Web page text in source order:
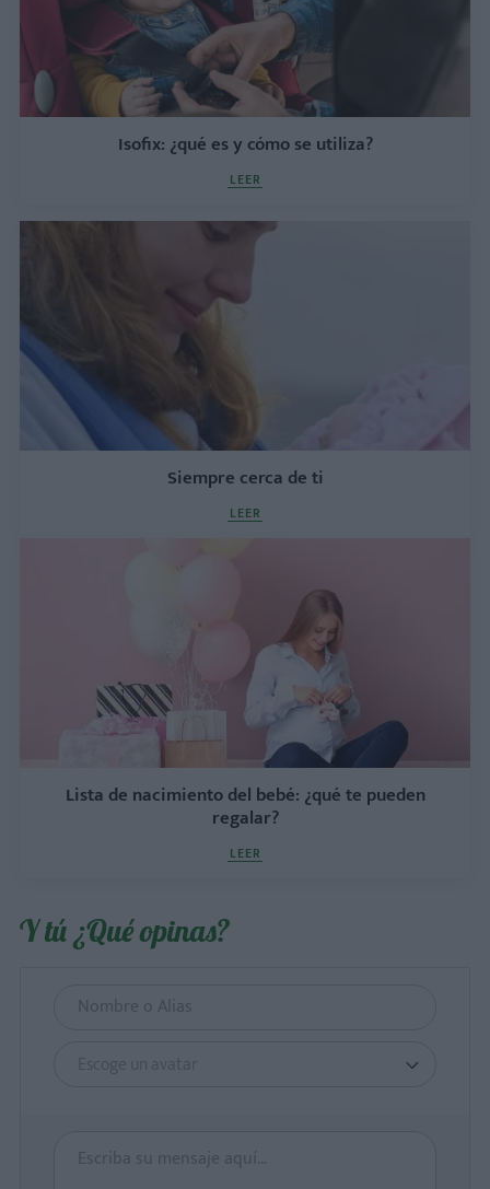
Isofix: ¿qué es y cómo se utiliza?
LEER
Siempre cerca de ti
LEER
Lista de nacimiento del bebé: ¿qué te pueden
regalar?
LEER
Y tú ¿Qué opinas?
Escoge un avatar